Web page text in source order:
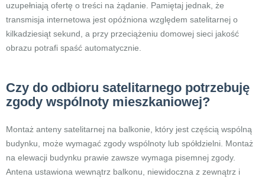
uzupełniają ofertę o treści na żądanie. Pamiętaj jednak, że
transmisja internetowa jest opóźniona względem satelitarnej o
kilkadziesiąt sekund, a przy przeciążeniu domowej sieci jakość
obrazu potrafi spaść automatycznie.
Czy do odbioru satelitarnego potrzebuję
zgody wspólnoty mieszkaniowej?
Montaż anteny satelitarnej na balkonie, który jest częścią wspólną
budynku, może wymagać zgody wspólnoty lub spółdzielni. Montaż
na elewacji budynku prawie zawsze wymaga pisemnej zgody.
Antena ustawiona wewnątrz balkonu, niewidoczna z zewnątrz i